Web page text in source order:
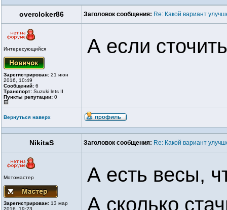
overcloker86 Заголовок сообщения: Re: Какой вариант
Интересующийся
Зарегистрирован: 21 июн
2016, 10:49
Сообщений: 6
Транспорт: Suzuki lets II
Пункты репутации: 0
А если
Вернуться наверх
NikitaS Заголовок сообщения: Re: Какой вариант
Мотомастер
Зарегистрирован: 13 мар
2016, 19:23
А есть весы,
А сколько